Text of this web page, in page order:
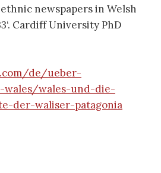
newspapers in Welsh
Cardiff University PhD
de/ueber-
wales/wales-und-die-
der-waliser-patagonia